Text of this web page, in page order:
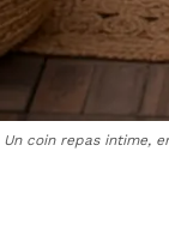
Un coin repas intime,